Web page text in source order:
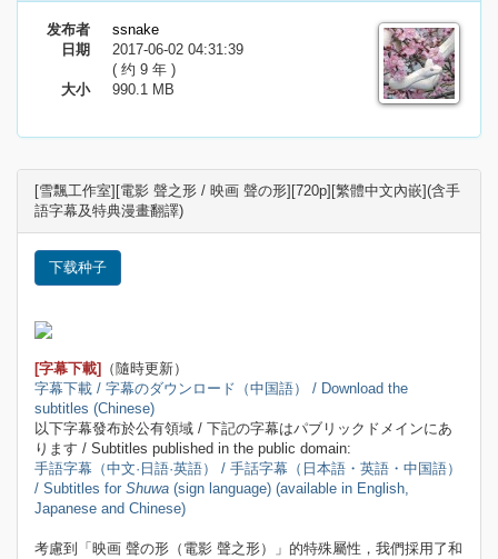
发布者
ssnake
日期
2017-06-02 04:31:39
( 约 9 年 )
大小
990.1 MB
[雪飄工作室][電影 聲之形 / 映画 聲の形][720p][繁體中文內嵌](含手
語字幕及特典漫畫翻譯)
下载种子
[字幕下載]
（隨時更新）
字幕下載 / 字幕のダウンロード（中国語） / Download the
subtitles (Chinese)
以下字幕發布於公有領域 / 下記の字幕はパブリックドメインにあ
ります / Subtitles published in the public domain:
手語字幕（中文·日語·英語） / 手話字幕（日本語・英語・中国語）
/ Subtitles for Shuwa (sign language) (available in English,
Japanese and Chinese)
考慮到「映画 聲の形（電影 聲之形）」的特殊屬性，我們採用了和